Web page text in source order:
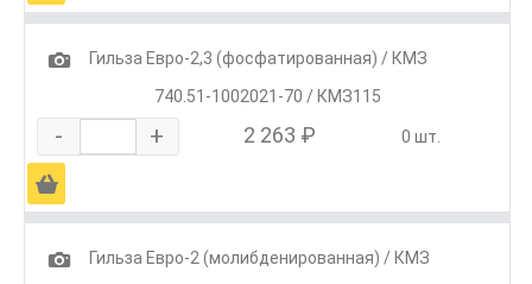
1
Гильза Евро-2,3 (фосфатированная) / КМЗ
740.51-1002021-70 / КМЗ115
- + 2 263 ₽ 0 шт.
Ä
1
Гильза Евро-2 (молибденированная) / КМЗ